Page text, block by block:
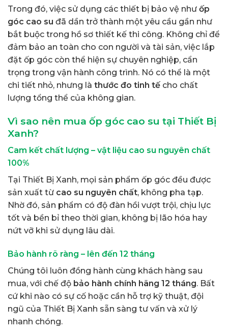
Trong đó, việc sử dụng các thiết bị bảo vệ như ốp
góc cao su đã dần trở thành một yêu cầu gần như
bắt buộc trong hồ sơ thiết kế thi công. Không chỉ để
đảm bảo an toàn cho con người và tài sản, việc lắp
đặt ốp góc còn thể hiện sự chuyên nghiệp, cẩn
trọng trong vận hành công trình. Nó có thể là một
chi tiết nhỏ, nhưng là thước đo tinh tếcho chất
lượng tổng thể của không gian.
Vì sao nên mua ốp góc cao su tại Thiết Bị
Xanh?
Cam kết chất lượng – vật liệu cao su nguyên chất
100%
Tại Thiết Bị Xanh, mọi sản phẩm ốp góc đều được
sản xuất từ cao su nguyên chất, không pha tạp.
Nhờ đó, sản phẩm có độ đàn hồi vượt trội, chịu lực
tốt và bền bỉ theo thời gian, không bị lão hóa hay
nứt vỡ khi sử dụng lâu dài.
Bảo hành rõ ràng – lên đến 12 tháng
Chúng tôi luôn đồng hành cùng khách hàng sau
mua, với chế độ bảo hành chính hãng 12 tháng. Bất
cứ khi nào có sự cố hoặc cần hỗ trợ kỹ thuật, đội
ngũ của Thiết Bị Xanh sẵn sàng tư vấn và xử lý
nhanh chóng.